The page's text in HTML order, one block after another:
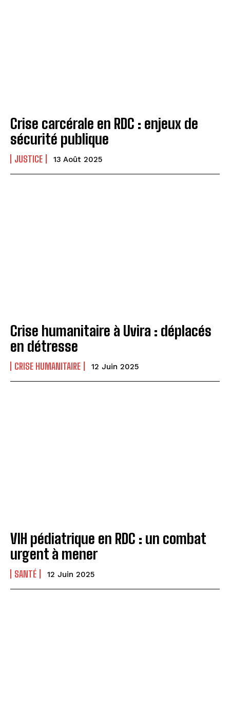
Crise carcérale en RDC : enjeux de
sécurité publique
JUSTICE 13 Août 2025
Crise humanitaire à Uvira : déplacés
en détresse
CRISE HUMANITAIRE 12 Juin 2025
VIH pédiatrique en RDC : un combat
urgent à mener
SANTÉ 12 Juin 2025